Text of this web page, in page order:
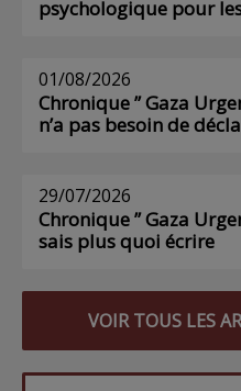
psychologique pour
01/08/2026
Chronique ” Gaza
n’a pas besoin de
29/07/2026
Chronique ” Gaza
sais plus quoi écrire
VOIR TOUS LES